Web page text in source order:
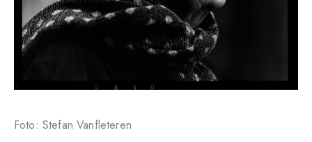
Foto: Stefan Vanfleteren